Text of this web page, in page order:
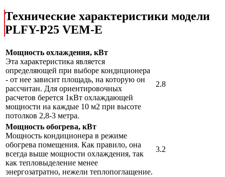
Технические характеристики модели
PLFY-P25 VEM-E
Мощность охлаждения, кВт
Эта характеристика является
определяющей при выборе кондиционера
- от нее зависит площадь, на которую он
рассчитан. Для ориентировочных
расчетов берется 1кВт охлаждающей
мощности на каждые 10 м2 при высоте
потолков 2,8-3 метра.
2.8
Мощность обогрева, кВт
Мощность кондиционера в режиме
обогрева помещения. Как правило, она
всегда выше мощности охлаждения, так
как тепловыделение менее
энергозатратно, нежели теплопоглащение.
3.2